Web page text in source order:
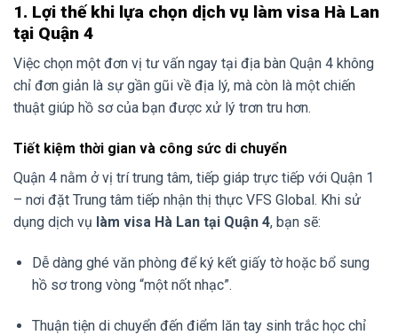
1. Lợi thế khi lựa chọn dịch vụ làm visa Hà Lan
tại Quận 4
Việc chọn một đơn vị tư vấn ngay tại địa bàn Quận 4 không
chỉ đơn giản là sự gần gũi về địa lý, mà còn là một chiến
thuật giúp hồ sơ của bạn được xử lý trơn tru hơn.
Tiết kiệm thời gian và công sức di chuyển
Quận 4 nằm ở vị trí trung tâm, tiếp giáp trực tiếp với Quận 1
– nơi đặt Trung tâm tiếp nhận thị thực VFS Global. Khi sử
dụng dịch vụ làm visa Hà Lan tại Quận 4, bạn sẽ:
Dễ dàng ghé văn phòng để ký kết giấy tờ hoặc bổ sung
hồ sơ trong vòng “một nốt nhạc”.
Thuận tiện di chuyển đến điểm lăn tay sinh trắc học chỉ